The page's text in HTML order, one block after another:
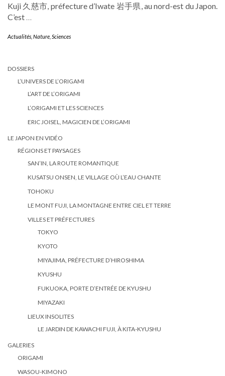
Kuji 久慈市, préfecture d’Iwate 岩手県, au nord-est du Japon.
C’est
Actualités Nature Sciences
DOSSIERS
L’UNIVERS DE L’ORIGAMI
L’ART DE L’ORIGAMI
L’ORIGAMI ET LES SCIENCES
ERIC JOISEL, MAGICIEN DE L’ORIGAMI
LE JAPON EN VIDÉO
RÉGIONS ET PAYSAGES
SAN’IN, LA ROUTE ROMANTIQUE
KUSATSU ONSEN, LE VILLAGE OÙ L’EAU CHANTE
TOHOKU
LE MONT FUJI, LA MONTAGNE ENTRE CIEL ET TERRE
VILLES ET PRÉFECTURES
TOKYO
KYOTO
MIYAJIMA, PRÉFECTURE D’HIROSHIMA
KYUSHU
FUKUOKA, PORTE D’ENTRÉE DE KYUSHU
MIYAZAKI
LIEUX INSOLITES
LE JARDIN DE KAWACHI FUJI, À KITA-KYUSHU
GALERIES
ORIGAMI
WASOU-KIMONO